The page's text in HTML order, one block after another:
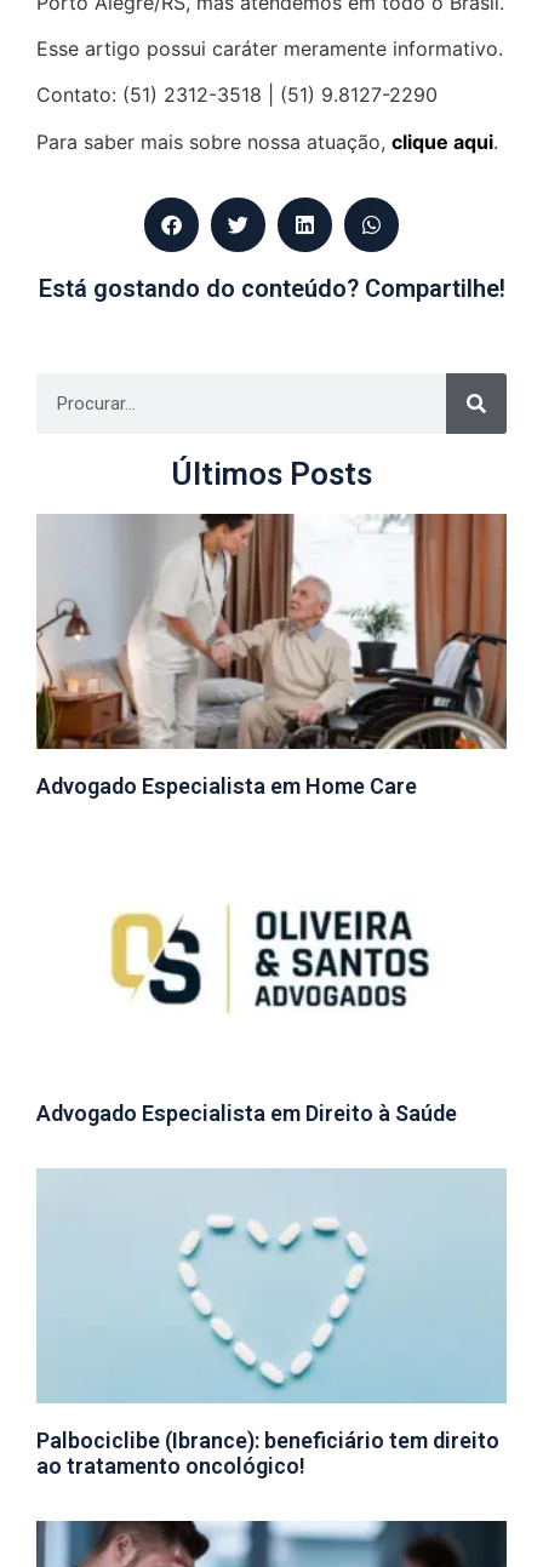
Esse artigo possui caráter meramente informativo.
Contato: (51) 2312-3518 | (51) 9.8127-2290
Para saber mais sobre nossa atuação, clique aqui.
Está gostando do conteúdo? Compartilhe!
Últimos Posts
Advogado Especialista em Home Care
Advogado Especialista em Direito à Saúde
Palbociclibe (Ibrance): beneficiário tem direito
ao tratamento oncológico!